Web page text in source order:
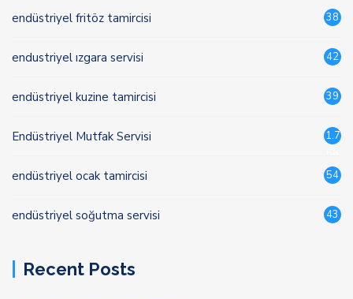
endüstriyel fritöz tamircisi 38
endustriyel ızgara servisi 42
endüstriyel kuzine tamircisi 39
Endüstriyel Mutfak Servisi
1.7
endüstriyel ocak tamircisi 54
endüstriyel soğutma servisi 43
Recent Posts